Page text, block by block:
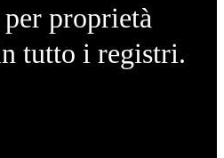
proprietà
tutto i registri.